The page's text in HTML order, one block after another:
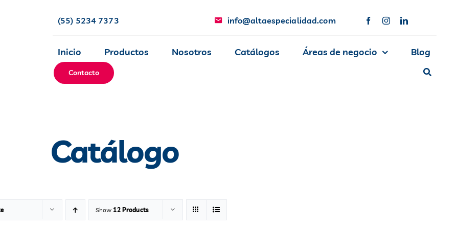
(55) 5234 7373 info@altaespecialidad.com
Inicio Productos Nosotros Catálogos Áreas de negocio Blog
Contacto
Catálogo
Show 12 Products